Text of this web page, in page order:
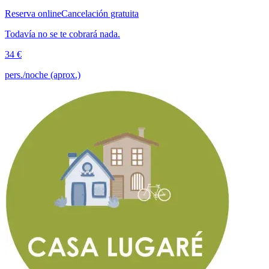
Reserva onlineCancelación gratuita
Todavía no se te cobrará nada.
34 €
pers./noche (aprox.)